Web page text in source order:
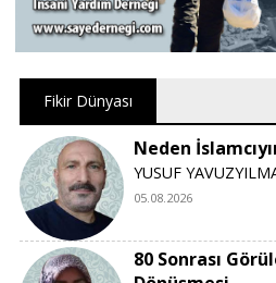
Fikir Dünyası
Neden
YUSUF
05.08.2026
80 Sonrası